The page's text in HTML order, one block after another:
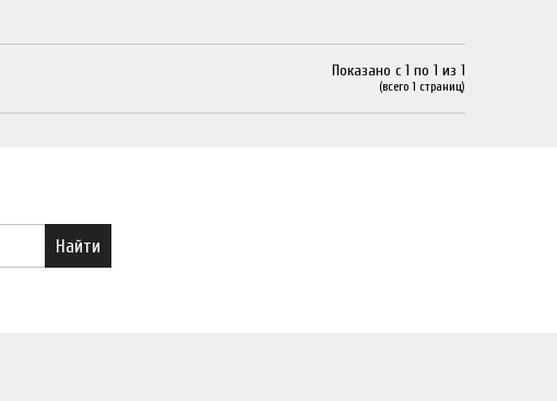
Показано с 1 по 1 из 1
(всего 1 страниц)
Найти